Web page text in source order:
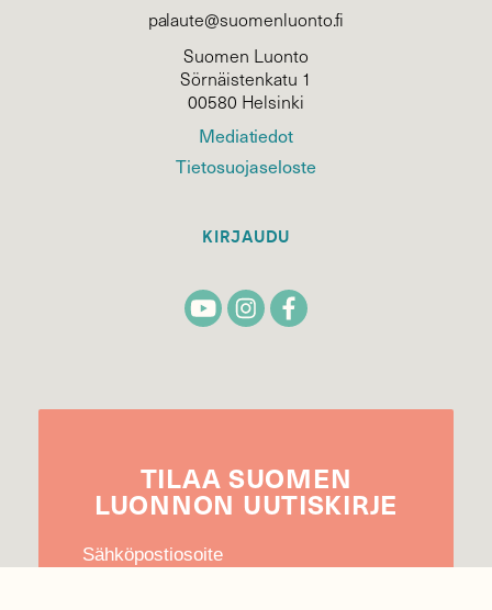
palaute@suomenluonto.fi
Suomen Luonto
Sörnäistenkatu 1
00580 Helsinki
Mediatiedot
Tietosuojaseloste
KIRJAUDU
TILAA SUOMEN
LUONNON UUTIS­KIRJE
Sähköpostiosoite